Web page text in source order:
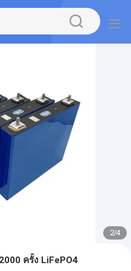
2/4
ครั้ง LiFePO4